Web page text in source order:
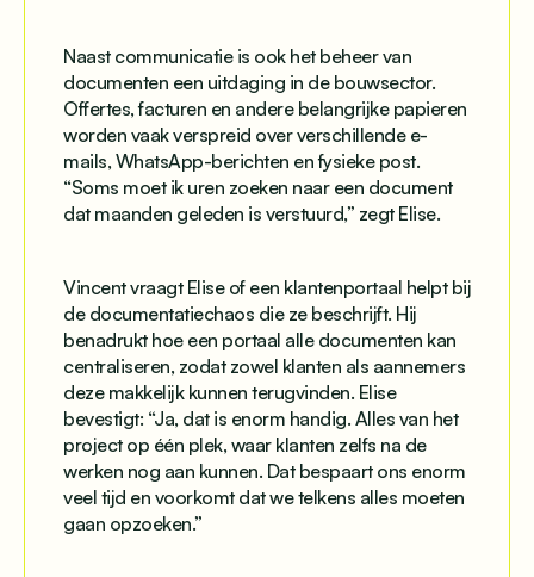
Naast communicatie is ook het beheer van
documenten een uitdaging in de bouwsector.
Offertes, facturen en andere belangrijke papieren
worden vaak verspreid over verschillende e-
mails, WhatsApp-berichten en fysieke post.
“Soms moet ik uren zoeken naar een document
dat maanden geleden is verstuurd,” zegt Elise.
Vincent vraagt Elise of een klantenportaal helpt bij
de documentatiechaos die ze beschrijft. Hij
benadrukt hoe een portaal alle documenten kan
centraliseren, zodat zowel klanten als aannemers
deze makkelijk kunnen terugvinden. Elise
bevestigt: “Ja, dat is enorm handig. Alles van het
project op één plek, waar klanten zelfs na de
werken nog aan kunnen. Dat bespaart ons enorm
veel tijd en voorkomt dat we telkens alles moeten
gaan opzoeken.”